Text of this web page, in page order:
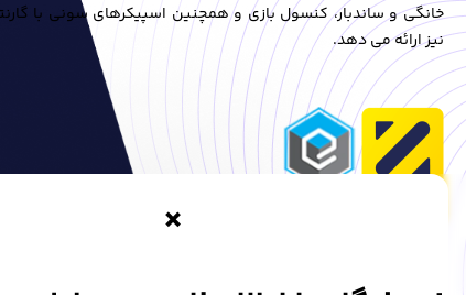
خانگی و ساندبار، کنسول بازی و همچنین اسپیکرهای سونی با
نیز ارائه می دهد.
×